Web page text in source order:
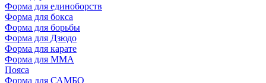
Форма для единоборств
Форма для бокса
Форма для борьбы
Форма для Дзюдо
Форма для карате
Форма для MMA
Пояса
Форма для САМБО